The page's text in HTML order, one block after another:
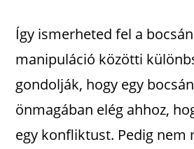
Így ismerheted fel a
manipuláció közötti
gondolják, hogy egy
önmagában elég ahhoz,
egy konfliktust. Pedig nem